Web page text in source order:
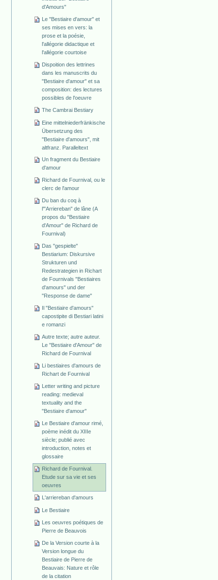
d'Amours"
Le "Bestiaire d'amour" et
ses mises en vers: la
prose et la poésie,
l'allégorie didactique et
l'allégorie courtoise
Dispoition des lettrines
dans les manuscrits du
"Bestiaire d'amour" et sa
composition: des lectures
possibles de l'oeuvre
The Cambrai Bestiary
Eine mittelniederfränkische
Übersetzung des
"Bestiaire d'amours", mit
altfranz. Paralleltext
Un fragment du Bestiaire
d'amour
Richard de Fournival, ou le
clerc de l'amour
Du ban du coq à
l'"Arriereban" de lâne (A
propos du "Bestiaire
d'Amour" de Richard de
Fournival)
Das "gespielte"
Bestiarium: Diskursive
Strukturen und
Redestrategien in Richart
de Fournivals "Bestiaires
d'amours" und der
"Response de dame"
Il "Bestiaire d'amours"
capostipite di Bestiari latini
e romanzi
Autre texte; autre auteur.
Le "Bestiaire d'Amour" de
Richard de Fournival
Li bestiaires d'amours de
Richart de Fournival
Letter writing and picture
reading: medieval
textuality and the
"Bestiaire d'amour"
Le Bestiaire d'amour rimé,
poème inédit du XIIIe
siècle; publié avec
introduction, notes et
glossaire
Richard de Fournival.
Etude sur sa vie et ses
oeuvres
L'arriereban d'amours
Le Bestiaire
Les oeuvres poétiques de
Pierre de Beauvois
De la Version courte à la
Version longue du
Bestiaire de Pierre de
Beauvais: Nature et rôle
de la citation